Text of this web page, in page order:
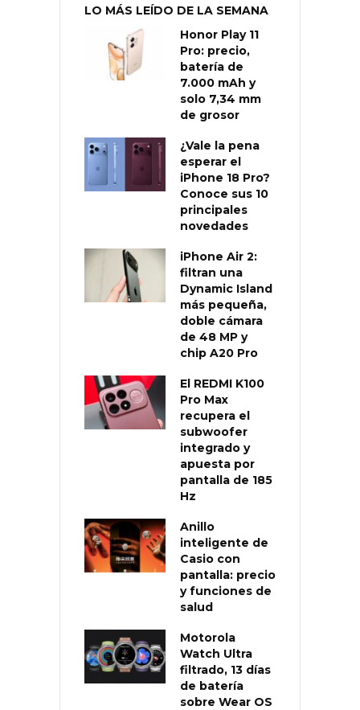
LO MÁS LEÍDO DE LA SEMANA
Honor Play 11
Pro: precio,
batería de
7.000 mAh y
solo 7,34 mm
de grosor
¿Vale la pena
esperar el
iPhone 18 Pro?
Conoce sus 10
principales
novedades
iPhone Air 2:
filtran una
Dynamic Island
más pequeña,
doble cámara
de 48 MP y
chip A20 Pro
El REDMI K100
Pro Max
recupera el
subwoofer
integrado y
apuesta por
pantalla de 185
Hz
Anillo
inteligente de
Casio con
pantalla: precio
y funciones de
salud
Motorola
Watch Ultra
filtrado, 13 días
de batería
sobre Wear OS